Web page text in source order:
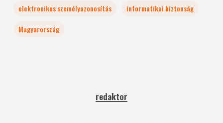
elektronikus személyazonosítás
informatikai biztonság
Magyarország
redaktor